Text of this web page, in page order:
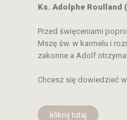
Ks. Adolphe Roulland
Przed święceniami
Mszę św. w karmelu i
zakonne a Adolf
Chcesz się dowiedzieć
kliknij tutaj